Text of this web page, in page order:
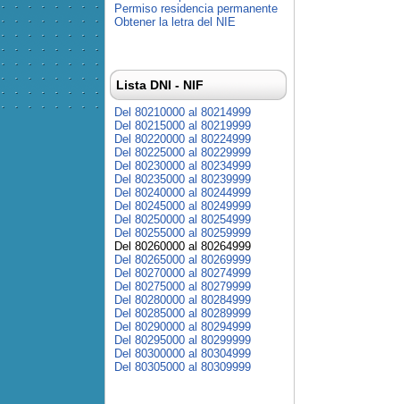
Permiso residencia permanente
Obtener la letra del NIE
Lista DNI - NIF
Del 80210000 al 80214999
Del 80215000 al 80219999
Del 80220000 al 80224999
Del 80225000 al 80229999
Del 80230000 al 80234999
Del 80235000 al 80239999
Del 80240000 al 80244999
Del 80245000 al 80249999
Del 80250000 al 80254999
Del 80255000 al 80259999
Del 80260000 al 80264999
Del 80265000 al 80269999
Del 80270000 al 80274999
Del 80275000 al 80279999
Del 80280000 al 80284999
Del 80285000 al 80289999
Del 80290000 al 80294999
Del 80295000 al 80299999
Del 80300000 al 80304999
Del 80305000 al 80309999